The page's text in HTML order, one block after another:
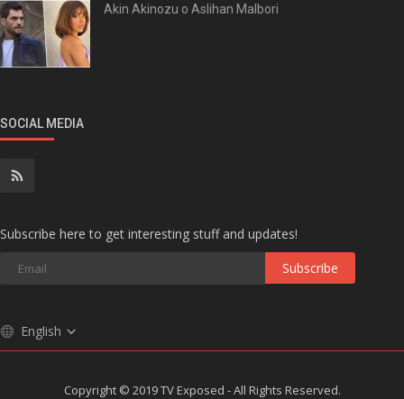
Akin Akinozu o Aslihan Malbori
SOCIAL MEDIA
Subscribe here to get interesting stuff and updates!
Subscribe
English
Copyright © 2019 TV Exposed - All Rights Reserved.